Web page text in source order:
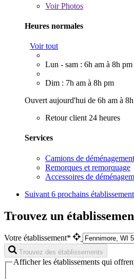
VoirPhotos
Heures normales
Voir tout
Lun - sam : 6h am à 8h pm
Dim : 7h am à 8h pm
Ouvert aujourd'hui de 6h am à
Retour client 24 heures
Services
Camions de déménagement
Remorques et remorquage
Accessoires de
Suivant 6 prochains
Trouvez un
Votre établissement*
Trouvez des établissements
Afficher les établissements qui